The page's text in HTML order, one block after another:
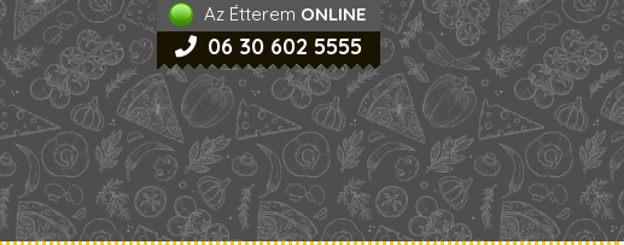
Az Étterem ONLINE
06 30 602 5555